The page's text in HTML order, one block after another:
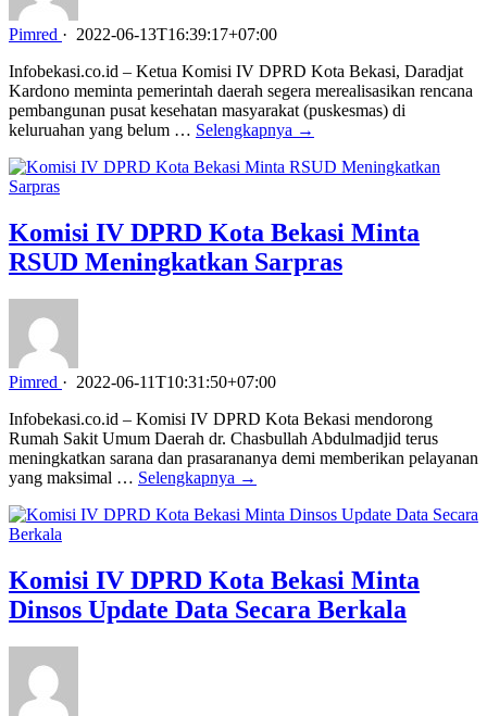
Pimred · 2022-06-13T16:39:17+07:00
Infobekasi.co.id – Ketua Komisi IV DPRD Kota Bekasi, Daradjat
Kardono meminta pemerintah daerah segera merealisasikan rencana
pembangunan pusat kesehatan masyarakat (puskesmas) di
keluruahan yang belum … Selengkapnya →
Komisi IV DPRD Kota Bekasi Minta
RSUD Meningkatkan Sarpras
Pimred · 2022-06-11T10:31:50+07:00
Infobekasi.co.id – Komisi IV DPRD Kota Bekasi mendorong
Rumah Sakit Umum Daerah dr. Chasbullah Abdulmadjid terus
meningkatkan sarana dan prasarananya demi memberikan pelayanan
yang maksimal … Selengkapnya →
Komisi IV DPRD Kota Bekasi Minta
Dinsos Update Data Secara Berkala